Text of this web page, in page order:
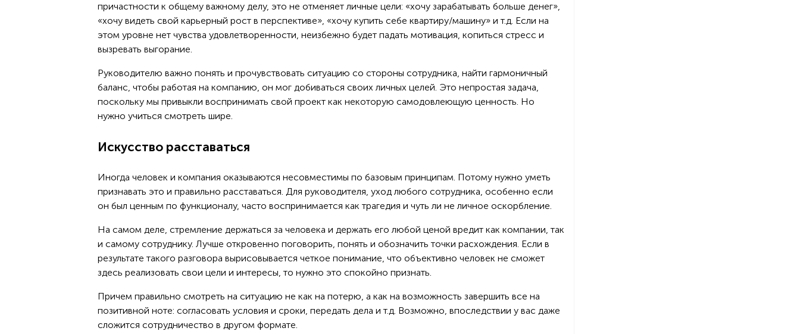
причастности к общему важному делу, это не отменяет личные цели: «хочу зарабатывать больше денег»,
«хочу видеть свой карьерный рост в перспективе», «хочу купить себе квартиру/машину» и т.д. Если на
этом уровне нет чувства удовлетворенности, неизбежно будет падать мотивация, копиться стресс и
вызревать выгорание.
Руководителю важно понять и прочувствовать ситуацию со стороны сотрудника, найти гармоничный
баланс, чтобы работая на компанию, он мог добиваться своих личных целей. Это непростая задача,
поскольку мы привыкли воспринимать свой проект как некоторую самодовлеющую ценность. Но
нужно учиться смотреть шире.
Искусство расставаться
Иногда человек и компания оказываются несовместимы по базовым принципам. Потому нужно уметь
признавать это и правильно расставаться. Для руководителя, уход любого сотрудника, особенно если
он был ценным по функционалу, часто воспринимается как трагедия и чуть ли не личное оскорбление.
На самом деле, стремление держаться за человека и держать его любой ценой вредит как компании, так
и самому сотруднику. Лучше откровенно поговорить, понять и обозначить точки расхождения. Если в
результате такого разговора вырисовывается четкое понимание, что объективно человек не сможет
здесь реализовать свои цели и интересы, то нужно это спокойно признать.
Причем правильно смотреть на ситуацию не как на потерю, а как на возможность завершить все на
позитивной ноте: согласовать условия и сроки, передать дела и т.д. Возможно, впоследствии у вас даже
сложится сотрудничество в другом формате.